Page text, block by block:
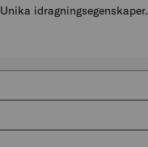
idragningsegenskaper.